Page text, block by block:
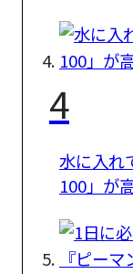
4
水に入れ
100」が